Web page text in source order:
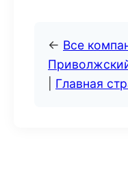
← Все
Главная